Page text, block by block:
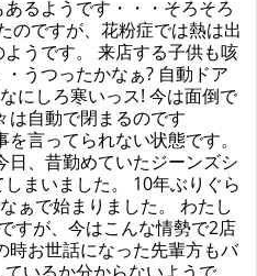
るようです・・・そろそろ
のですが、花粉症では熱は出
うです。 来店する子供も咳
うつったかなぁ? 自動ドア
にしろ寒いっス! 今は面倒で
は自動で閉まるのです
言ってられない状態です。
日、昔勤めていたジーンズシ
まいました。 10年ぶりぐら
ぁで始まりました。 わたし
すが、今はこんな情勢で2店
時お世話になった先輩方もバ
いるか分からないようで